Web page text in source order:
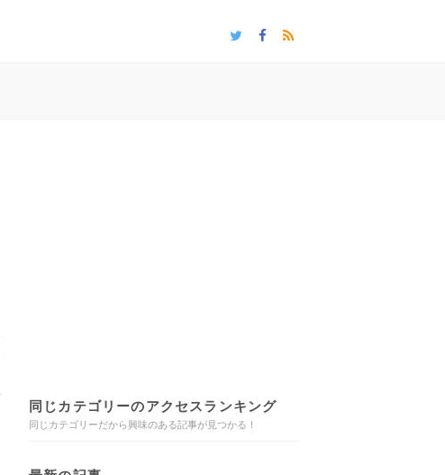
同じカテゴリーのアクセスランキング
同じカテゴリーだから興味のある記事が見つかる！